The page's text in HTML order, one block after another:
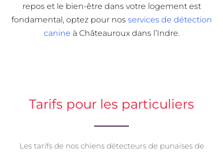
repos et le bien-être dans votre logement est
fondamental, optez pour nos services de détection
canine à Châteauroux dans l’Indre.
Tarifs pour les particuliers
Les tarifs de nos chiens détecteurs de punaises de